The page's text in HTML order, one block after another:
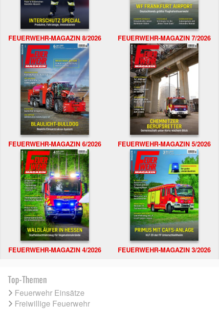
FEUERWEHR-MAGAZIN 8/2026 FEUERWEHR-MAGAZIN 7/2026
FEUERWEHR-MAGAZIN 6/2026 FEUERWEHR-MAGAZIN 5/2026
FEUERWEHR-MAGAZIN 4/2026 FEUERWEHR-MAGAZIN 3/2026
Top-Themen
Feuerwehr Einsätze
Freiwillige Feuerwehr